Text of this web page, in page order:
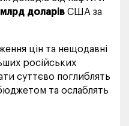
доларів США за
цін та нещодавні
російських
суттєво поглиблять
та ослаблять